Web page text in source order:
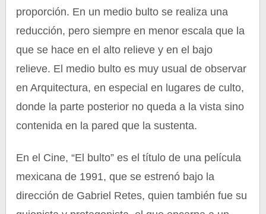
proporción. En un medio bulto se realiza una
reducción, pero siempre en menor escala que la
que se hace en el alto relieve y en el bajo
relieve. El medio bulto es muy usual de observar
en Arquitectura, en especial en lugares de culto,
donde la parte posterior no queda a la vista sino
contenida en la pared que la sustenta.
En el Cine, “El bulto” es el título de una película
mexicana de 1991, que se estrenó bajo la
dirección de Gabriel Retes, quien también fue su